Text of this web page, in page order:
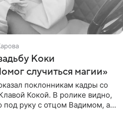
Коки
случиться магии»
поклонникам кадры со
Кокой. В ролике видно,
под руку с отцом Вадимом, а у